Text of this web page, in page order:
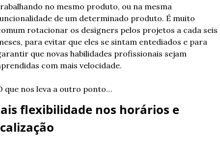
no mesmo produto, ou na mesma
de um determinado produto. É muito
rotacionar os designers pelos projetos a cada seis
para evitar que eles se sintam entediados e para
que novas habilidades profissionais sejam
com mais velocidade.
que nos leva a outro ponto…
flexibilidade nos horários e